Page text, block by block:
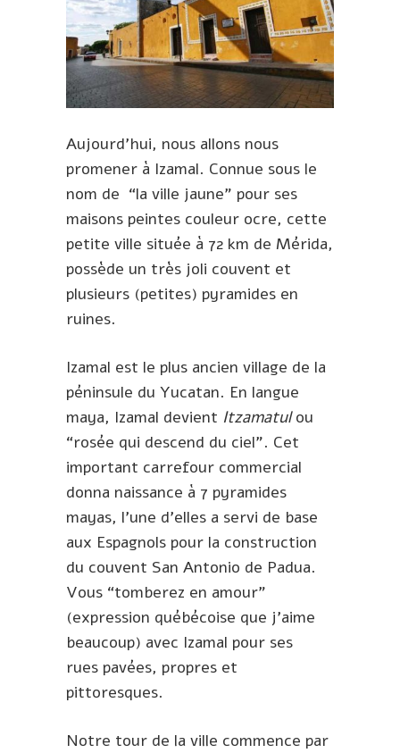
Aujourd’hui, nous allons nous
promener à Izamal. Connue sous le
nom de “la ville jaune” pour ses
maisons peintes couleur ocre, cette
petite ville située à 72 km de Mérida,
possède un très joli couvent et
plusieurs (petites) pyramides en
ruines.
Izamal est le plus ancien village de la
péninsule du Yucatan. En langue
maya, Izamal devient Itzamatulou
“rosée qui descend du ciel”. Cet
important carrefour commercial
donna naissance à 7 pyramides
mayas, l’une d’elles a servi de base
aux Espagnols pour la construction
du couvent San Antonio de Padua.
Vous “tomberez en amour”
(expression québécoise que j’aime
beaucoup) avec Izamal pour ses
rues pavées, propres et
pittoresques.
Notre tour de la ville commence par